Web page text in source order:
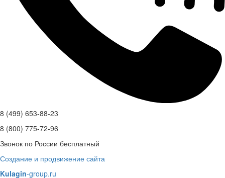
8 (499) 653-88-23
8 (800) 775-72-96
Звонок по России бесплатный
Создание и продвижение сайта
Kulagin-group.ru